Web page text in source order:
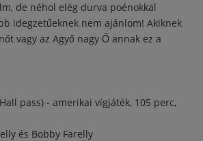
de néhol elég durva poénokkal
idegzetűeknek nem ajánlom! Akiknek
vagy az Agyő nagy Ő annak ez a
pass) - amerikai vígjáték, 105 perc,
és Bobby Farelly